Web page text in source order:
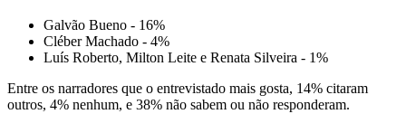
Galvão Bueno - 16%
Cléber Machado - 4%
Luís Roberto, Milton Leite e Renata Silveira - 1%
Entre os narradores que o entrevistado mais gosta, 14% citaram
outros, 4% nenhum, e 38% não sabem ou não responderam.